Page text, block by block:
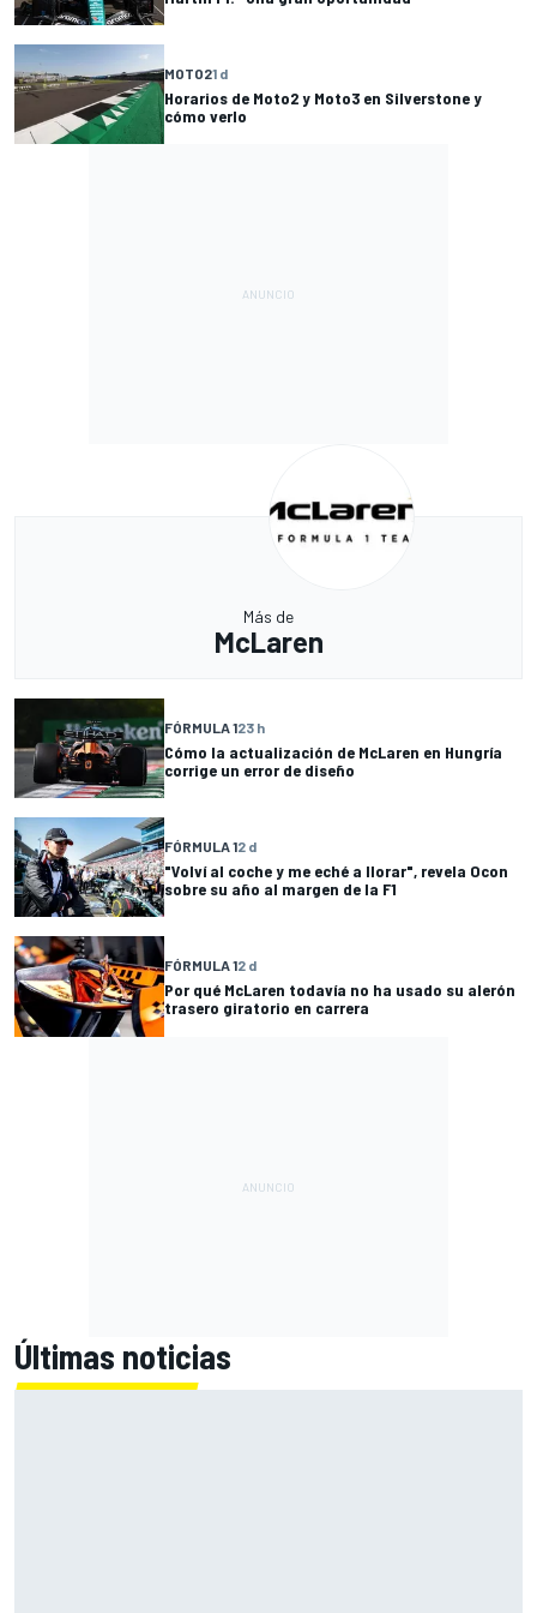
MOTO21 d
Horarios de Moto2 y Moto3 en Silverstone y
cómo verlo
Más de
McLaren
FÓRMULA 123 h
Cómo la actualización de McLaren en Hungría
corrige un error de diseño
FÓRMULA 12 d
"Volví al coche y me eché a llorar", revela Ocon
sobre su año al margen de la F1
FÓRMULA 12 d
Por qué McLaren todavía no ha usado su alerón
trasero giratorio en carrera
Últimas noticias